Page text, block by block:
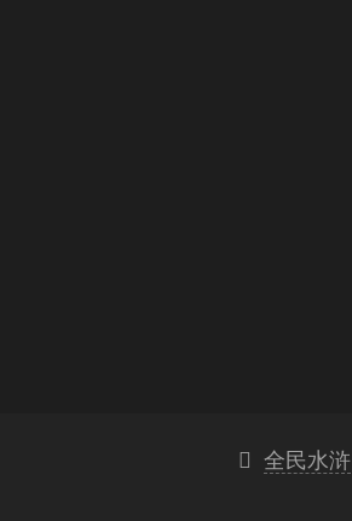
全民水浒